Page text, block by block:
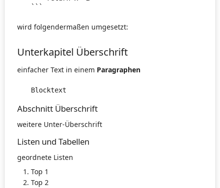
```
wird folgendermaßen umgesetzt:
Unterkapitel Überschrift
einfacher Text in einem Paragraphen
Blocktext
Abschnitt Überschrift
weitere Unter-Überschrift
Listen und Tabellen
geordnete Listen
Top 1
Top 2